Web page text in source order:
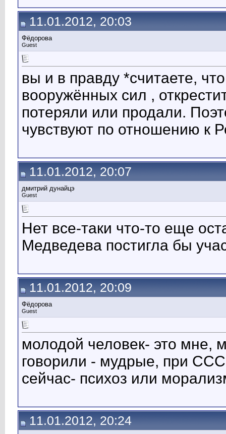
11.01.2012, 20:03
Фёдорова
Guest
вы и в правду *считаете,
вооружённых сил ,
потеряли или продали.
чувствуют по отношению к
11.01.2012, 20:07
дмитрий дунайцэ
Guest
Нет все-таки что-то еще
Медведева постигла бы
11.01.2012, 20:09
Фёдорова
Guest
молодой человек- это мне,
говорили - мудрые, при
сейчас- психоз или
11.01.2012, 20:24